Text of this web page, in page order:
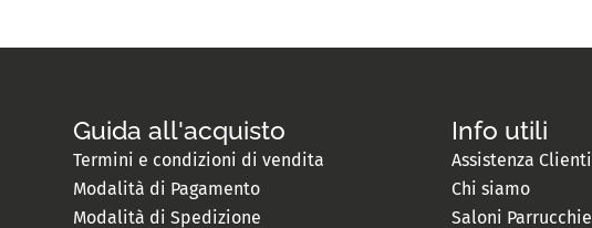
Guida all'acquisto
Termini e condizioni di vendita
Modalità di Pagamento
Modalità di Spedizione
Info utili
Assistenza Clienti
Chi siamo
Saloni